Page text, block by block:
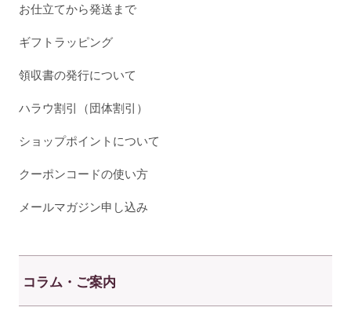
お仕立てから発送まで
ギフトラッピング
領収書の発行について
ハラウ割引（団体割引）
ショップポイントについて
クーポンコードの使い方
メールマガジン申し込み
コラム・ご案内